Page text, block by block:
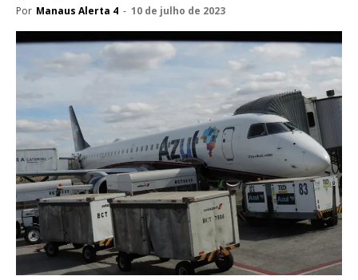
Por Manaus Alerta 4 - 10 de julho de 2023